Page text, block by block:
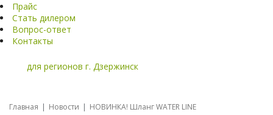
Прайс
Стать дилером
Вопрос-ответ
Контакты
для регионов г. Дзержинск
Главная Новости НОВИНКА! Шланг WATER LINE